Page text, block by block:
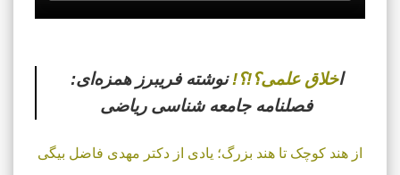
اخلاق علمی؟!؟!نوشته فریبرز همزه‌ای:
فصلنامه جامعه شناسی ریاضی
از هند کوچک تا هند بزرگ؛ یادی از دکتر مهدی فاضل بیگی